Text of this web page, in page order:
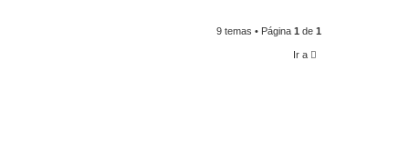
9 temas • Página 1 de 1
Ir a